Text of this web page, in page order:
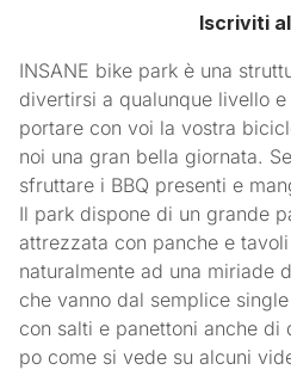
Iscriviti
INSANE bike park è una
divertirsi a qualunque livello
portare con voi la vostra
noi una gran bella giornata.
sfruttare i BBQ presenti e
Il park dispone di un grande
attrezzata con panche e
naturalmente ad una miriade
che vanno dal semplice
con salti e panettoni anche di
po come si vede su alcuni